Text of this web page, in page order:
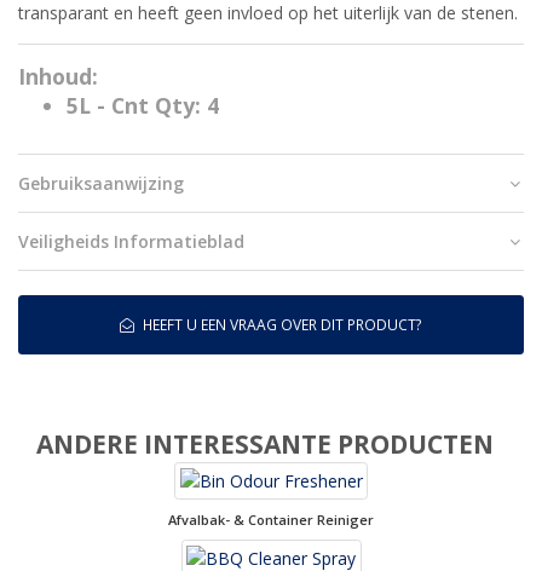
transparant en heeft geen invloed op het uiterlijk van de stenen.
Inhoud:
5L - Cnt Qty: 4
Gebruiksaanwijzing
Veiligheids Informatieblad
HEEFT U EEN VRAAG OVER DIT PRODUCT?
ANDERE INTERESSANTE PRODUCTEN
Afvalbak- & Container Reiniger